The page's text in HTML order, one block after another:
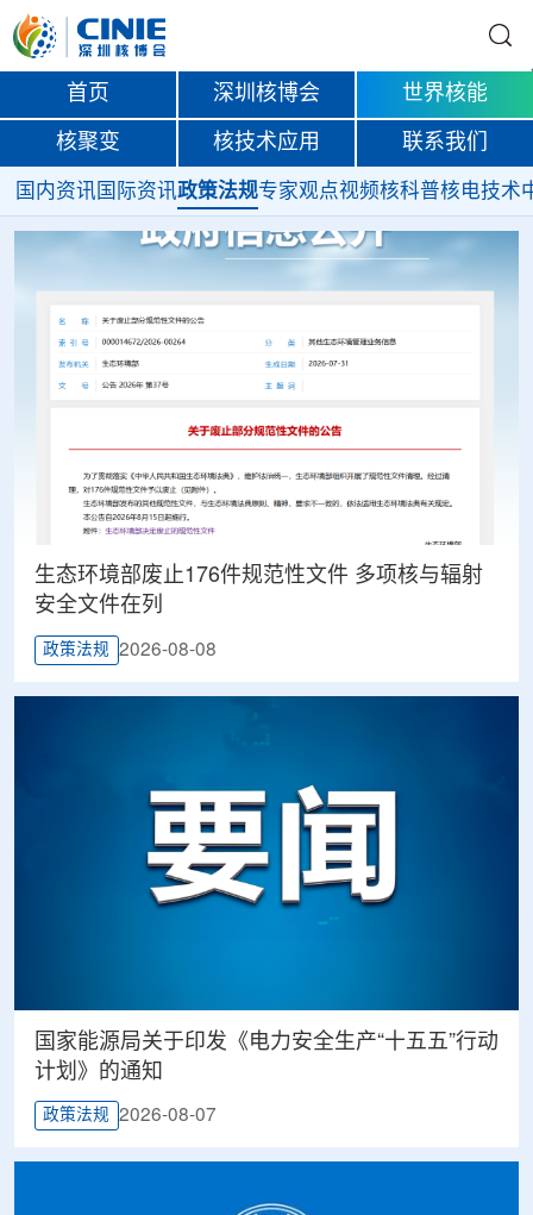
首页 深圳核博会 世界核能
核聚变 核技术应用 联系我们
国内资讯 国际资讯政策法规专家观点视频核科普核电技术
生态环境部废止176件规范性文件 多项核与辐射
安全文件在列
政策法规 2026-08-08
国家能源局关于印发《电力安全生产“十五五”行动
计划》的通知
政策法规 2026-08-07